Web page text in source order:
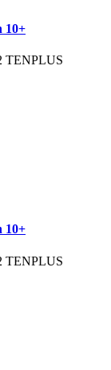
10+
TENPLUS
10+
TENPLUS